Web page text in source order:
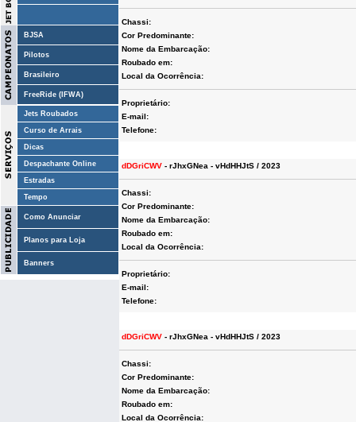
BJSA
Pilotos
Brasileiro
FreeRide (IFWA)
Jets Roubados
Curso de Arrais
Dicas
Despachante Online
Estradas
Tempo
Como Anunciar
Planos para Loja
Banners
Chassi:
Cor Predominante:
Nome da Embarcação:
Roubado em:
Local da Ocorrência:
Proprietário:
E-mail:
Telefone:
dDGriCWV - rJhxGNea - vHdHHJtS / 2023
Chassi:
Cor Predominante:
Nome da Embarcação:
Roubado em:
Local da Ocorrência:
Proprietário:
E-mail:
Telefone:
dDGriCWV - rJhxGNea - vHdHHJtS / 2023
Chassi:
Cor Predominante:
Nome da Embarcação:
Roubado em:
Local da Ocorrência: